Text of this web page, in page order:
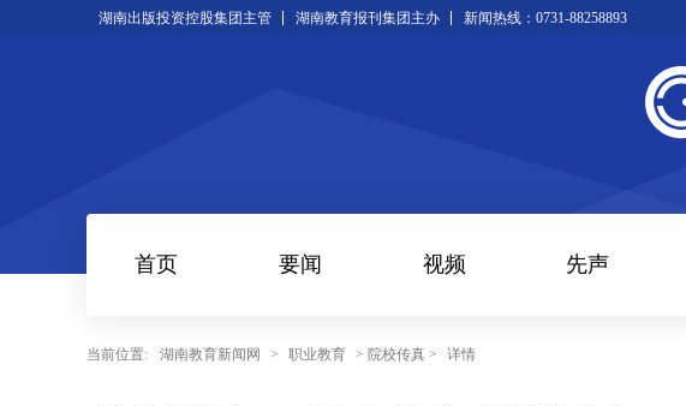
湖南出版投资控股集团主管 湖南教育报刊集团主办 新闻热线：0731-88258893
首页 要闻 视频 先声
当前位置: 湖南教育新闻网 > 职业教育 > 院校传真 > 详情